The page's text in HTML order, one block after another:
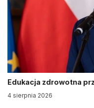
Edukacja zdrowotna
4 sierpnia 2026